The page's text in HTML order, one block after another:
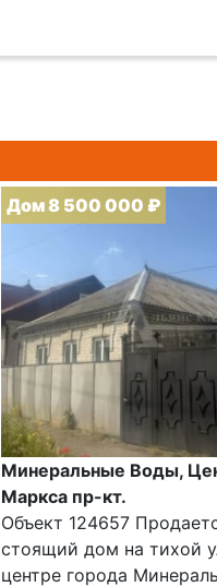
Дом 8 500 000 ₽
Минеральные Воды,
Маркса пр-кт.
Объект 124657
стоящий дом на тихой
центре города